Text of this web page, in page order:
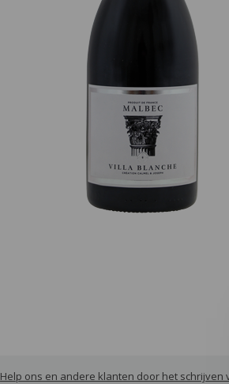
Help ons en andere klanten door het schrijven